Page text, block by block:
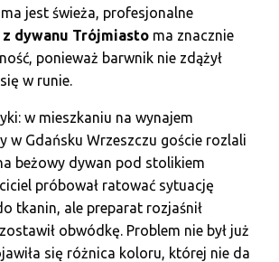
jest świeża, profesjonalne
dywanu Trójmiasto ma znacznie
ponieważ barwnik nie zdążył
w runie.
w mieszkaniu na wynajem
w Gdańsku Wrzeszczu goście rozlali
beżowy dywan pod stolikiem
próbował ratować sytuację
tkanin, ale preparat rozjaśnił
obwódkę. Problem nie był już
się różnica koloru, której nie da